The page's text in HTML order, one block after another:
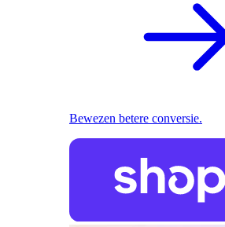
Bewezen betere conversie.